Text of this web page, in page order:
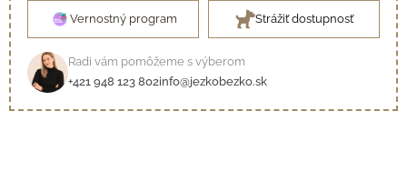
Vernostný program Strážiť dostupnosť
Radi vám pomôžeme s výberom
+421 948 123 802info@jezkobezko.sk